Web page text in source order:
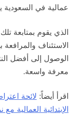
عمالية في السعودية
الذي يقوم بمتابعة
الاستئناف
الوصول إلى أفضل
معرفة واسعة.
اقرأ أيضاً: لائحة
الإبتدائية العمالية مع